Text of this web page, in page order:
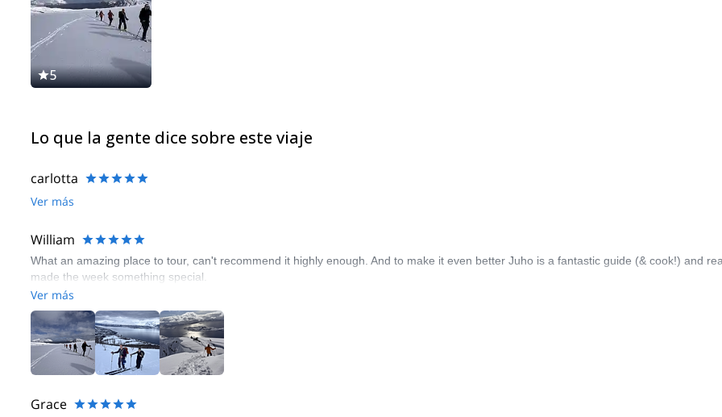
5
Lo que la gente dice sobre este viaje
carlotta
Ver más
William
What an amazing place to tour, can't recommend it highly enough. And to make it even better Juho is a fantastic guide (& cook!) and
made the week something special.
Ver más
Grace